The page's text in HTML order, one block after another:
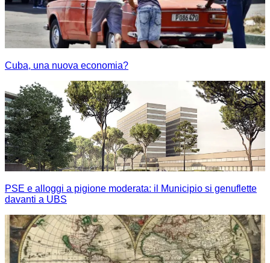
Cuba, una nuova economia?
PSE e alloggi a pigione moderata: il Municipio si genuflette
davanti a UBS